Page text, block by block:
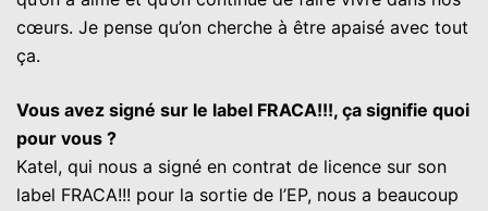
cœurs. Je pense qu’on cherche à être apaisé avec tout
ça.
Vous avez signé sur le label FRACA!!!, ça signifie quoi
pour vous ?
Katel, qui nous a signé en contrat de licence sur son
label FRACA!!! pour la sortie de l’EP, nous a beaucoup